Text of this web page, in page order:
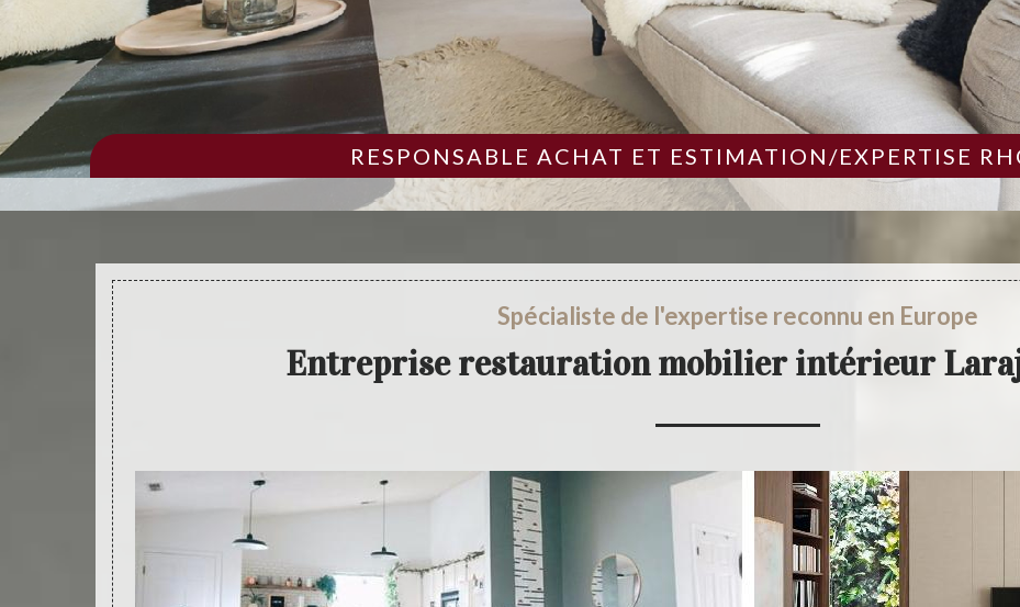
RESPONSABLE ACHAT ET ESTIMATION/EXPERTISE
Spécialiste de l'expertise reconnu en Europe
Entreprise restauration mobilier intérieur